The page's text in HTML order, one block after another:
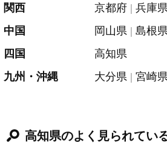
関西
京都府
兵庫
中国
岡山県
島根
四国
高知県
九州・沖縄
大分県 宮崎
高知県のよく見られてい